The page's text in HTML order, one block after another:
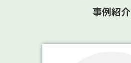
事例紹介